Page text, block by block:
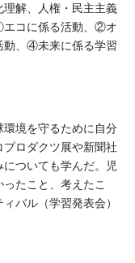
解、人権・民主主義
エコに係る活動、②オ
動、④未来に係る学習
境を守るために自分
ロダクツ展や新聞社
ついても学んだ。児
たこと、考えたこ
バル（学習発表会）